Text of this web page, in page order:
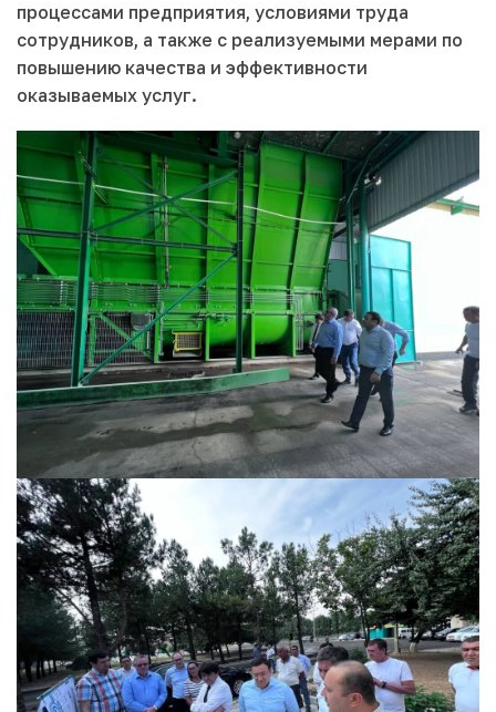
процессами предприятия, условиями труда
сотрудников, а также с реализуемыми мерами по
повышению качества и эффективности
оказываемых услуг.